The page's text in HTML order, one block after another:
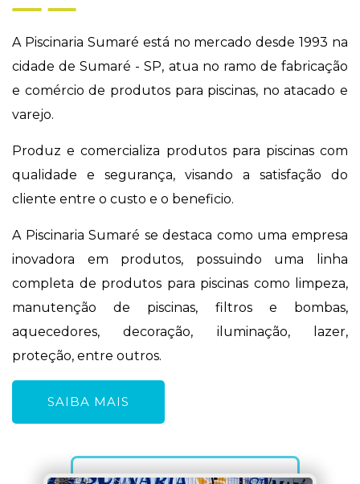
A Piscinaria Sumaré está no mercado desde 1993 na
cidade de Sumaré - SP, atua no ramo de fabricação
e comércio de produtos para piscinas, no atacado e
varejo.
Produz e comercializa produtos para piscinas com
qualidade e segurança, visando a satisfação do
cliente entre o custo e o beneficio.
A Piscinaria Sumaré se destaca como uma empresa
inovadora em produtos, possuindo uma linha
completa de produtos para piscinas como limpeza,
manutenção de piscinas, filtros e bombas,
aquecedores, decoração, iluminação, lazer,
proteção, entre outros.
SAIBA MAIS